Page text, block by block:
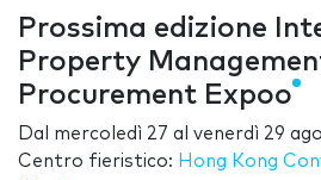
Prossima edizione
Property
Procurement Expoo
Dal mercoledì 27 al venerdì 29
Centro fieristico: Hong Kong